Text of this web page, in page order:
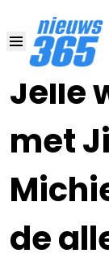
Jelle
met
de
18 MEI , 9:19•